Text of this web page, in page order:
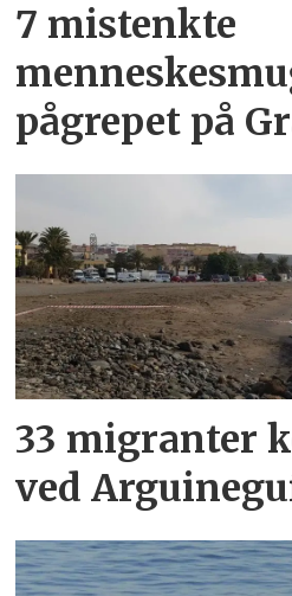
7 mistenkte
pågrepet på
33 migranter
ved